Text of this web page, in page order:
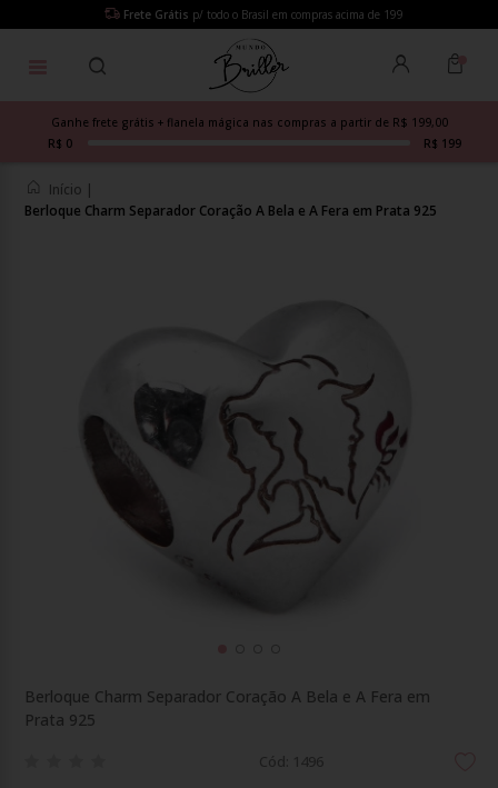
Frete Grátis p/ todo o Brasil em compras acima de 199
Ganhe frete grátis + flanela mágica nas compras a partir de R$ 199,00
R$ 0
R$ 199
Início |
Berloque Charm Separador Coração A Bela e A Fera em Prata 925
Berloque Charm Separador Coração A Bela e A Fera em
Prata 925
Cód: 1496